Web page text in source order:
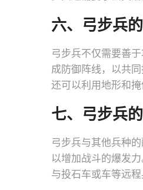
六、弓步兵
弓步兵不仅需要善
成防御阵线，以共
还可以利用地形和
七、弓步兵
弓步兵与其他兵种
以增加战斗的爆发
与投石车或车等远